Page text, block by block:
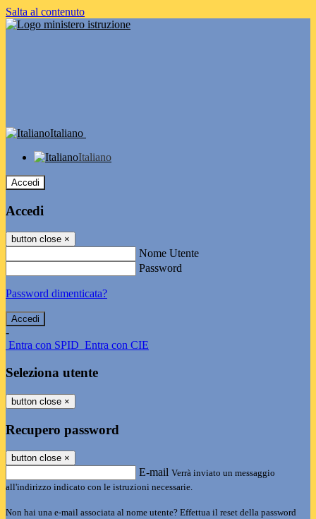
Salta al contenuto
Italiano
Italiano
Accedi
Accedi
button close ×
Nome Utente
Password
Password dimenticata?
-
Entra con SPID Entra con CIE
Seleziona utente
button close ×
Recupero password
button close ×
E-mail Verrà inviato un messaggio
all'indirizzo indicato con le istruzioni necessarie.
Non hai una e-mail associata al nome utente? Effettua il reset della password